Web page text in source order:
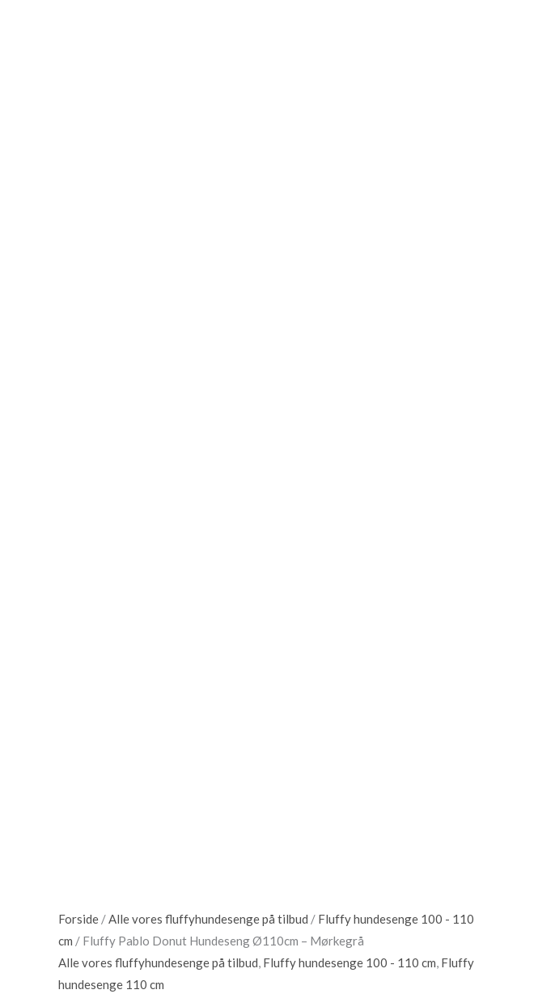
Forside /Alle vores fluffyhundesenge på tilbud / Fluffy hundesenge 100 - 110
cm / Fluffy Pablo Donut Hundeseng Ø110cm – Mørkegrå
Alle vores fluffyhundesenge på tilbud, Fluffy hundesenge 100 - 110 cm, Fluffy
hundesenge 110 cm